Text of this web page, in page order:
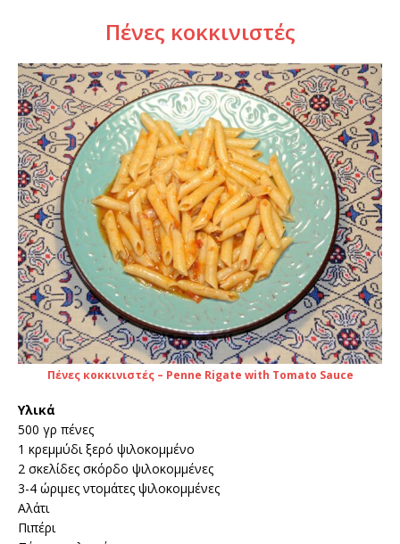
Πένες κοκκινιστές
Πένες κοκκινιστές – Penne Rigate with Tomato Sauce
Υλικά
500 γρ πένες
1 κρεμμύδι ξερό ψιλοκομμένο
2 σκελίδες σκόρδο ψιλοκομμένες
3-4 ώριμες ντομάτες ψιλοκομμένες
Αλάτι
Πιπέρι